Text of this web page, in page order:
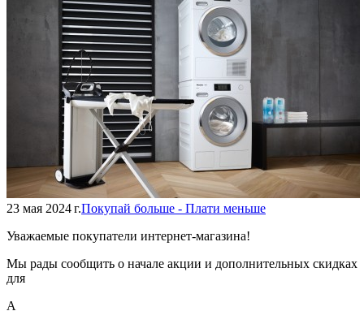
23 мая 2024 г.Покупай больше - Плати меньше
Уважаемые покупатели интернет-магазина!
Мы рады сообщить о начале акции и дополнительных скидках
для
А